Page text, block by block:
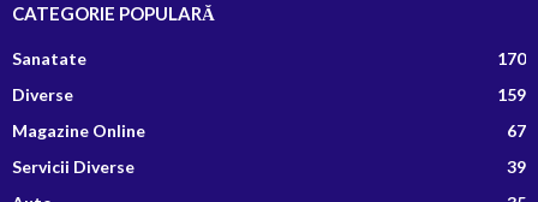
CATEGORIE POPULARĂ
Sanatate
170
Diverse
159
Magazine Online
67
Servicii Diverse
39